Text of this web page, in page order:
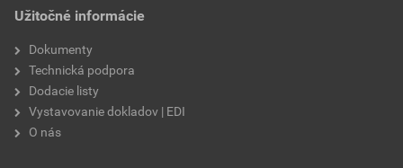
Užitočné informácie
Dokumenty
Technická podpora
Dodacie listy
Vystavovanie dokladov | EDI
O nás